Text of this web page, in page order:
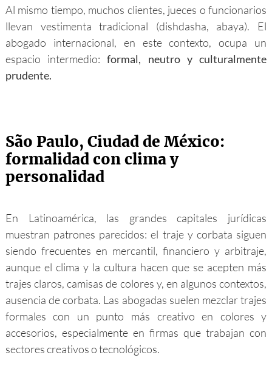
Al mismo tiempo, muchos clientes, jueces o funcionarios
llevan vestimenta tradicional (dishdasha, abaya). El
abogado internacional, en este contexto, ocupa un
espacio intermedio:formal, neutro y culturalmente
prudente.
São Paulo, Ciudad de México:
formalidad con clima y
personalidad
En Latinoamérica, las grandes capitales jurídicas
muestran patrones parecidos: el traje y corbata siguen
siendo frecuentes en mercantil, financiero y arbitraje,
aunque el clima y la cultura hacen que se acepten más
trajes claros, camisas de colores y, en algunos contextos,
ausencia de corbata. Las abogadas suelen mezclar trajes
formales con un punto más creativo en colores y
accesorios, especialmente en firmas que trabajan con
sectores creativos o tecnológicos.